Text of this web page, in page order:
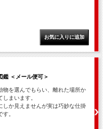
鑑 ＜メール便可＞
物を選んでもらい、離れた場所か
しまいます。
しか見えませんが実は巧妙な仕掛
。